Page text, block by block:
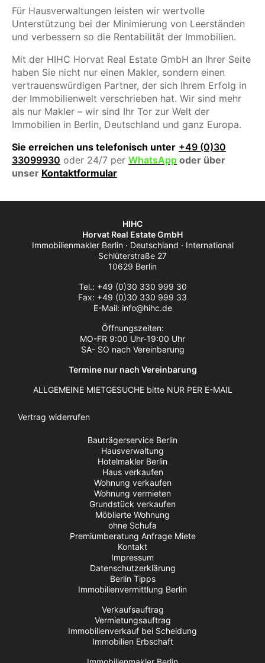
Für Hausverwaltungen leisten wir wertvolle
Unterstützung bei der Minimierung von Leerständen
und verbessern so die Rentabilität der Immobilien.
Mit der HIHC Horvat Real Estate GmbH an Ihrer Seite
haben Sie nicht nur einen Makler, sondern einen
vertrauenswürdigen Partner, der sich Ihrem Erfolg in
der Immobilienwelt verschrieben hat. Wir sind mehr
als nur Makler – wir sind Ihr Tor zur Welt der
Immobilien in Berlin, Deutschland und ganz Europa.
Sie erreichen uns telefonisch unter +49 (0)30
33099930 oder 24/7 per WhatsApp oder über
unser Kontaktformular
HIHC
Horvat Real Estate GmbH
Immobilienmakler Berlin · Deutschland · International
Schlüterstraße 27
10629 Berlin
Tel.: +49 (0)30 330 999 30
Fax: +49 (0)30 330 999 33
E-Mail: info@hihc.de
Öffnungszeiten:
MO-FR 9:00 Uhr-19:00 Uhr
SA- SO nach Vereinbarung
Termine nur nach Vereinbarung
ALLGEMEINE MIETGESUCHE bitte NUR PER E-MAIL
Vertrag widerrufen
Bauträgerservice Berlin
Hausverwaltung
Hotelmakler Berlin
Haus verkaufen
Wohnung verkaufen
Wohnung vermieten
Grundstück verkaufen
Möblierte Wohnung
ohne Schufa
Premiumberatung Anfrage Miete
Kontakt
Impressum
Datenschutzerklärung
Berlin Tipps
Immobilienvermittlung Berlin
Verkaufsauftrag
Vermietungsauftrag
Immobilienverkauf bei Scheidung
Immobilien Erbschaft